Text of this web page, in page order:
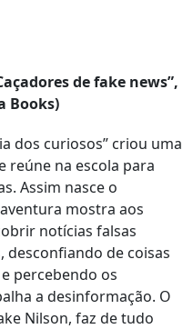
de fake news”,
Books)
dos curiosos” criou uma
reúne na escola para
Assim nasce o
mostra aos
notícias falsas
de coisas
percebendo os
a desinformação. O
Nilson, faz de tudo